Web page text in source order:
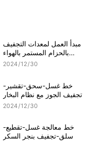
مبدأ العمل لمعدات التجفيف
بالحزام المستمر بالهواء
الساخن
2024 12 30
خط غسل-سحق-تقشير-
تجفيف الجوز مع نظام البخار
2024 12 30
خط معالجة غسل-تقطيع-
سلق-تجفيف بنجر السكر